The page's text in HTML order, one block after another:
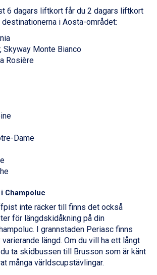
5.595 kr.
7.195 kr.
från 7.395 kr.
från 6.145 kr.
8.545 kr.
från 6.295 kr.
kr.
7.045 kr.
8.245 kr.
från 5.895 kr.
kr.
9.445 kr.
från 8.595 kr.
5.945 kr.
6.945 kr.
kr.
7.095 kr.
från 8.395 kr.
11.245 kr.
från 6.295 kr.
5.595 kr.
7.195 kr.
från 7.395 kr.
6 dagars liftkort får du 2 dagars liftkort
i Aosta-området:
Skyway Monte Bianco
Rosière
Dame
Champoluc
inte räcker till finns det också
för längdskidåkning på din
I grannstaden Periasc finns
längd. Om du vill ha ett långt
ta skidbussen till Brusson som är känt
många världscupstävlingar.